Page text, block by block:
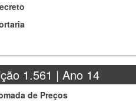
1.561 | Ano 14
de Preços